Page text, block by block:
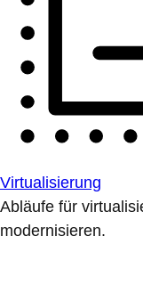
Virtualisierung
Abläufe für
modernisieren.